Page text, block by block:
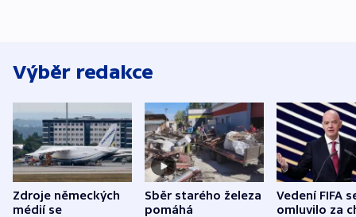
Výběr redakce
Zdroje německých
médií se
Sběr starého železa
pomáhá
Vedení FIFA
omluvilo za